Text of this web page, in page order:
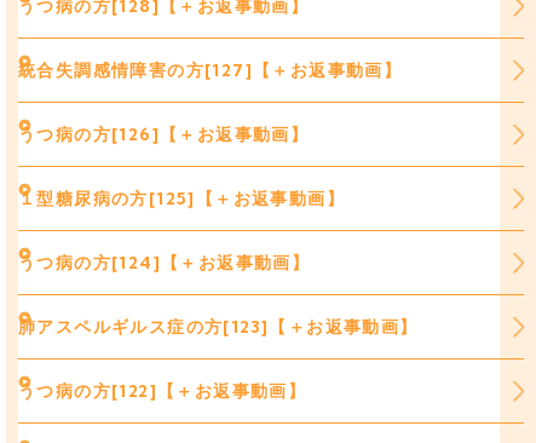
うつ病の方[128]【＋お返事動画】
統合失調感情障害の方[127]【＋お返事動画】
うつ病の方[126]【＋お返事動画】
１型糖尿病の方[125]【＋お返事動画】
うつ病の方[124]【＋お返事動画】
肺アスペルギルス症の方[123]【＋お返事動画】
うつ病の方[122]【＋お返事動画】